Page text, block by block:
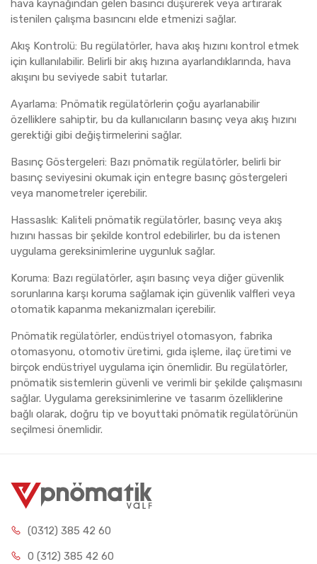
hava kaynağından gelen basıncı düşürerek veya artırarak
istenilen çalışma basıncını elde etmenizi sağlar.
Akış Kontrolü: Bu regülatörler, hava akış hızını kontrol etmek
için kullanılabilir. Belirli bir akış hızına ayarlandıklarında, hava
akışını bu seviyede sabit tutarlar.
Ayarlama: Pnömatik regülatörlerin çoğu ayarlanabilir
özelliklere sahiptir, bu da kullanıcıların basınç veya akış hızını
gerektiği gibi değiştirmelerini sağlar.
Basınç Göstergeleri: Bazı pnömatik regülatörler, belirli bir
basınç seviyesini okumak için entegre basınç göstergeleri
veya manometreler içerebilir.
Hassaslık: Kaliteli pnömatik regülatörler, basınç veya akış
hızını hassas bir şekilde kontrol edebilirler, bu da istenen
uygulama gereksinimlerine uygunluk sağlar.
Koruma: Bazı regülatörler, aşırı basınç veya diğer güvenlik
sorunlarına karşı koruma sağlamak için güvenlik valfleri veya
otomatik kapanma mekanizmaları içerebilir.
Pnömatik regülatörler, endüstriyel otomasyon, fabrika
otomasyonu, otomotiv üretimi, gıda işleme, ilaç üretimi ve
birçok endüstriyel uygulama için önemlidir. Bu regülatörler,
pnömatik sistemlerin güvenli ve verimli bir şekilde çalışmasını
sağlar. Uygulama gereksinimlerine ve tasarım özelliklerine
bağlı olarak, doğru tip ve boyuttaki pnömatik regülatörünün
seçilmesi önemlidir.
(0312) 385 42 60
0 (312) 385 42 60